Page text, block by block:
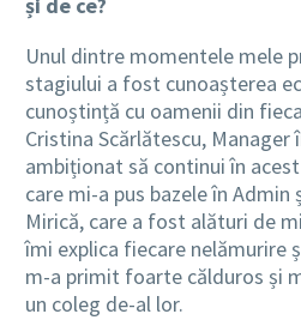
Unul dintre momentele mele
stagiului a fost cunoașterea
cunoștință cu oamenii din
Cristina Scărlătescu, Manager
ambiționat să continui în
care mi-a pus bazele în Admin
Mirică, care a fost alături de
îmi explica fiecare nelămurire
m-a primit foarte călduros și
un coleg de-al lor.